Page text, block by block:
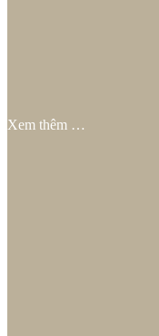
Xem thêm …